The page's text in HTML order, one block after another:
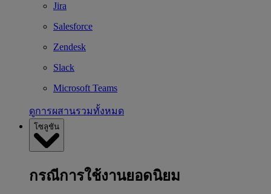
Jira
Salesforce
Zendesk
Slack
Microsoft Teams
ดูการผสานรวมทั้งหมด
โซลูชัน
กรณีการใช้งานยอดนิยม